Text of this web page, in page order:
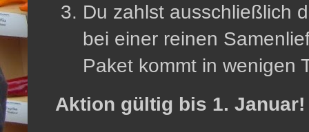
Du zahlst ausschließlich
bei einer reinen
Paket kommt in wenigen
Aktion gültig bis 1. Januar!